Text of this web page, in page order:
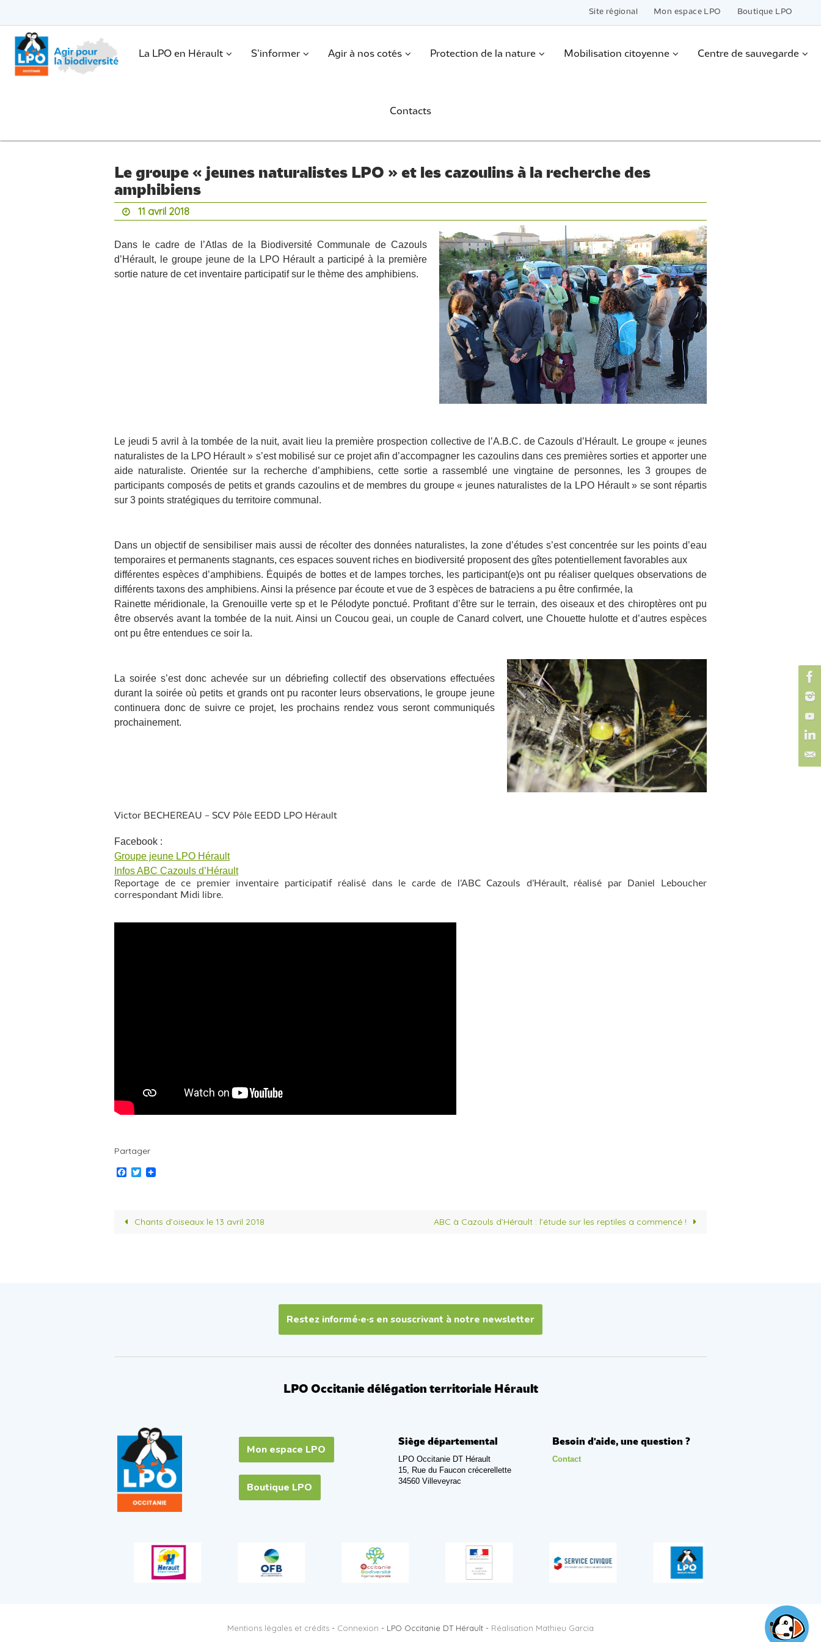
le
contenu
Site régional Mon espace LPO Boutique LPO
Passer
contenu
. La LPO en Hérault S’informer Agir à nos cotés Protection de la nature Mobilisation citoyenne Centre de sauvegarde
Contacts
Le groupe « jeunes naturalistes LPO » et les cazoulins à la recherche des
amphibiens
11 avril 2018
Dans le cadre de l’Atlas de la Biodiversité Communale de Cazouls
d’Hérault, le groupe jeune de la LPO Hérault a participé à la première
sortie nature de cet inventaire participatif sur le thème des amphibiens.
Le jeudi 5 avril à la tombée de la nuit, avait lieu la première prospection collective de l’A.B.C. de Cazouls d’Hérault. Le groupe « jeunes
naturalistes de la LPO Hérault » s’est mobilisé sur ce projet afin d’accompagner les cazoulins dans ces premières sorties et apporter une
aide naturaliste. Orientée sur la recherche d’amphibiens, cette sortie a rassemblé une vingtaine de personnes, les 3 groupes de
participants composés de petits et grands cazoulins et de membres du groupe « jeunes naturalistes de la LPO Hérault » se sont répartis
sur 3 points stratégiques du territoire communal.
Dans un objectif de sensibiliser mais aussi de récolter des données naturalistes, la zone d’études s’est concentrée sur les points d’eau
temporaires et permanents stagnants, ces espaces souvent riches en biodiversité proposent des gîtes potentiellement favorables aux
différentes espèces d’amphibiens. Équipés de bottes et de lampes torches, les participant(e)s ont pu réaliser quelques observations de
différents taxons des amphibiens. Ainsi la présence par écoute et vue de 3 espèces de batraciens a pu être confirmée, la
Rainette méridionale, la Grenouille verte sp et le Pélodyte ponctué. Profitant d’être sur le terrain, des oiseaux et des chiroptères ont pu
être observés avant la tombée de la nuit. Ainsi un Coucou geai, un couple de Canard colvert, une Chouette hulotte et d’autres espèces
ont pu être entendues ce soir la.
La soirée s’est donc achevée sur un débriefing collectif des observations effectuées
durant la soirée où petits et grands ont pu raconter leurs observations, le groupe jeune
continuera donc de suivre ce projet, les prochains rendez vous seront communiqués
prochainement.
Victor BECHEREAU – SCV Pôle EEDD LPO Hérault
Facebook :
Groupe jeune LPO Hérault
Infos ABC Cazouls d’Hérault
Reportage de ce premier inventaire participatif réalisé dans le carde de l’ABC Cazouls d’Hérault, réalisé par Daniel Leboucher
correspondant Midi libre.
Partager
F
o
T
e
Chants d’oiseaux le 13 avril 2018 ABC à Cazouls d’Hérault : l’étude sur les reptiles a commencé !
Restez informé·e·s en souscrivant à notre newsletter
LPO Occitanie délégation territoriale Hérault
Mon espace LPO
Boutique LPO
Siège départemental
LPO Occitanie DT Hérault
15, Rue du Faucon crécerellette
34560 Villeveyrac
Besoin d'aide, une question ?
Contact
Mentions légales et crédits - Connexion - LPO Occitanie DT Hérault - Réalisation Mathieu Garcia